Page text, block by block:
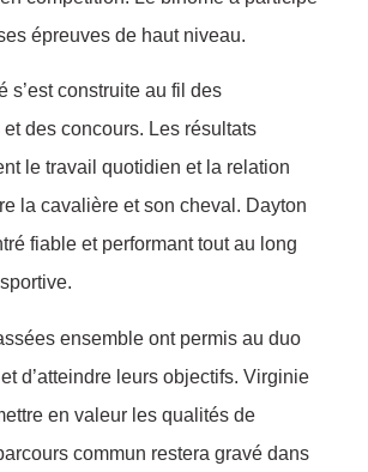
épreuves de haut niveau.
s’est construite au fil des
des concours. Les résultats
le travail quotidien et la relation
la cavalière et son cheval. Dayton
fiable et performant tout au long
ensemble ont permis au duo
d’atteindre leurs objectifs. Virginie
en valeur les qualités de
commun restera gravé dans